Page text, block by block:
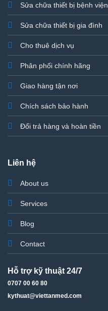
Sửa chữa thiết bị bệnh viện
Sửa chữa thiết bị gia đình
Cho thuê dịch vụ
Phân phối chính hãng
Giao hàng tận nơi
Chích sách bảo hành
Đổi trả hàng và hoàn tiền
Liên hệ
About us
Services
Blog
Contact
Hỗ trợ kỹ thuật 24/7
0707 00 60 80
kythuat@viettanmed.com